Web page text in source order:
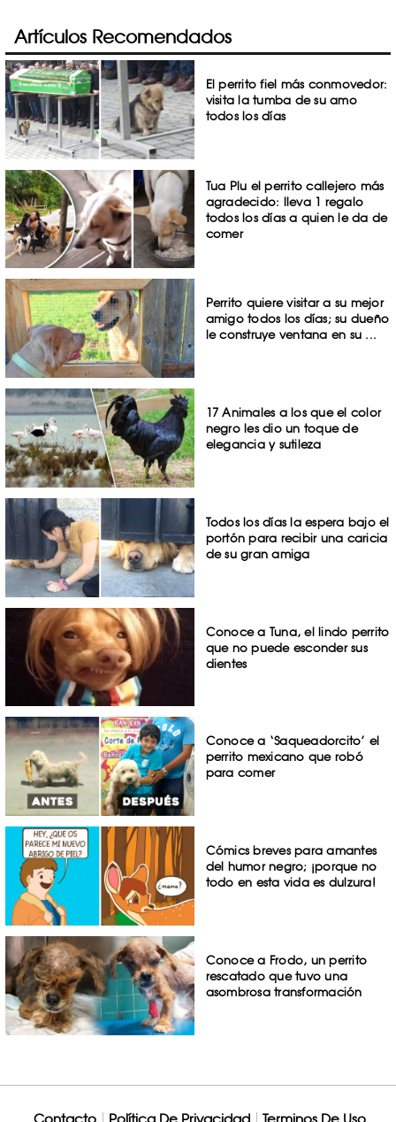
Artículos Recomendados
El perrito fiel más conmovedor:
visita la tumba de su amo
todos los días
Tua Plu el perrito callejero más
agradecido: lleva 1 regalo
todos los días a quien le da de
comer
Perrito quiere visitar a su mejor
amigo todos los días; su dueño
le construye ventana en su ...
17 Animales a los que el color
negro les dio un toque de
elegancia y sutileza
Todos los días la espera bajo el
portón para recibir una caricia
de su gran amiga
Conoce a Tuna, el lindo perrito
que no puede esconder sus
dientes
Conoce a ‘Saqueadorcito’ el
perrito mexicano que robó
para comer
Cómics breves para amantes
del humor negro; ¡porque no
todo en esta vida es dulzura!
Conoce a Frodo, un perrito
rescatado que tuvo una
asombrosa transformación
Contacto Política De Privacidad Terminos De Uso